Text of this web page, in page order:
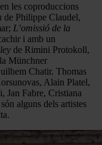
les coproduccions
de Philippe Claudel,
L’omissió de la
i amb un
de Rimini Protokoll,
Münchner
Chatir. Thomas
Alain Platel,
Jan Fabre, Cristiana
alguns dels artistes